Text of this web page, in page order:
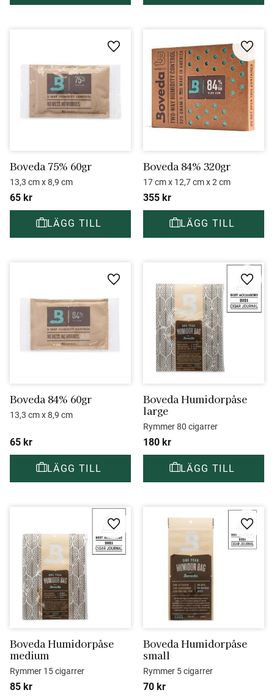
Boveda 75% 60gr
13,3 cm x 8,9 cm
65 kr
Lägg till i favoriter
Boveda 84% 320gr
17 cm x 12,7 cm x 2 cm
355 kr
Lägg
Boveda 84% 60gr
13,3 cm x 8,9 cm
65 kr
Lägg till i favoriter
Boveda Humidorpåse
large
Rymmer 80 cigarrer
180 kr
Lägg
Boveda Humidorpåse
medium
Rymmer 15 cigarrer
85 kr
Lägg till i favoriter
Boveda Humidorpåse
small
Rymmer 5 cigarrer
70 kr
Lägg